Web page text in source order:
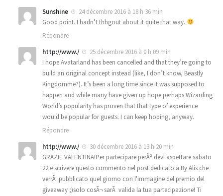
Sunshine
24 décembre 2016 à 18 h 36 min
Good point. I hadn’t thhgout about it quite that way.
Répondre
http://www./
25 décembre 2016 à 0 h 09 min
I hope Avatarland has been cancelled and that they’re going to
build an original concept instead (like, I don’t know, Beastly
Kingdomme?). It’s been a long time since it was supposed to
happen and while many have given up hope perhaps Wizarding
World’s popularity has proven that that type of experience
would be popular for guests. I can keep hoping, anyway.
Répondre
http://www./
30 décembre 2016 à 13 h 20 min
GRAZIE VALENTINA!Per partecipare perÃ² devi aspettare sabato
22 e scrivere questo commento nel post dedicato a By Alis che
verrÃ pubblicato quel giorno con l'immagine del premio del
giveaway ;)solo cosÃ¬ sarÃ valida la tua partecipazione! Ti